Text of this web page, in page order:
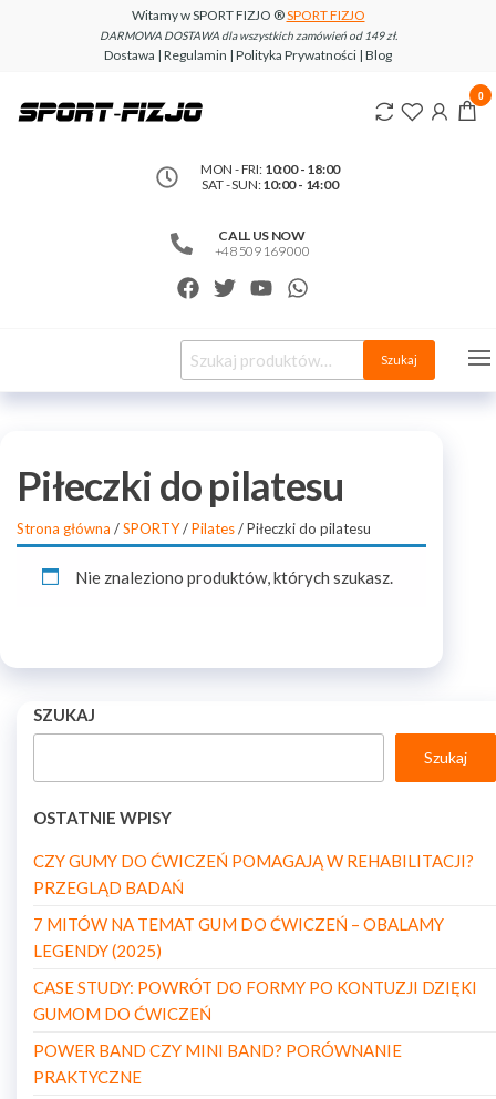
Witamy w SPORT FIZJO ®SPORT FIZJO
DARMOWA DOSTAWA dla wszystkich zamówień od 149 zł.
Dostawa | Regulamin | Polityka Prywatności | Blog
www.sport-
MON - FRI: 10:00 - 18:00
SAT - SUN:10:00 - 14:00
CALL US NOW
+48 509 169 000
0
Szukaj
Piłeczki do pilatesu
Strona główna /SPORTY/Pilates/ Piłeczki do pilatesu
Nie znaleziono produktów, których szukasz.
SZUKAJ
Szukaj
OSTATNIE WPISY
CZY GUMY DO ĆWICZEŃ POMAGAJĄ W REHABILITACJI?
PRZEGLĄD BADAŃ
7 MITÓW NA TEMAT GUM DO ĆWICZEŃ – OBALAMY
LEGENDY (2025)
CASE STUDY: POWRÓT DO FORMY PO KONTUZJI DZIĘKI
GUMOM DO ĆWICZEŃ
POWER BAND CZY MINI BAND? PORÓWNANIE
PRAKTYCZNE